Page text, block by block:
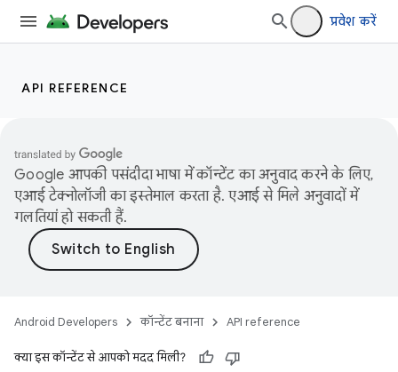
प्रवेश करें
API REFERENCE
Google आपकी पसंदीदा भाषा में कॉन्टेंट का अनुवाद करने के लिए,
एआई टेक्नोलॉजी का इस्तेमाल करता है. एआई से मिले अनुवादों में
गलतियां हो सकती हैं.
Android Developers कॉन्टेंट बनाना API reference
क्या इस कॉन्टेंट से आपको मदद मिली?